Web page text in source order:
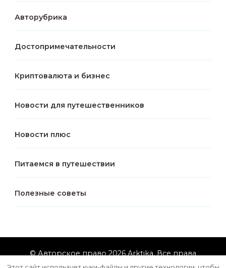
Авторубрика
Достопримечательности
Криптовалюта и бизнес
Новости для путешественников
Новости плюс
Питаемся в путешествии
Полезные советы
© Авторское право 2026Arktika. Все права
защищены.Vilva | РазработанаBlossom Themes.